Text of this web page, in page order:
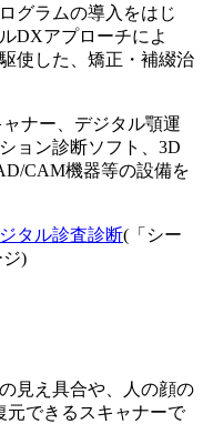
グラムの導入をはじ
DXアプローチによ
使した、矯正・補綴治
ナー、デジタル顎運
ョン診断ソフト、3D
CAM機器等の設備を
タル診査診断(「シー
ジ)
見え具合や、人の顔の
元できるスキャナーで